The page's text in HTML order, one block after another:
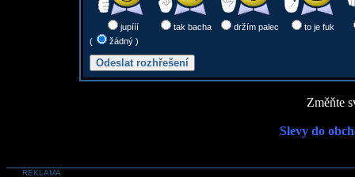
jupííí tak bacha držím palec
to je fuk
(
žádný )
Změňte
Slevy do
REKLAMA